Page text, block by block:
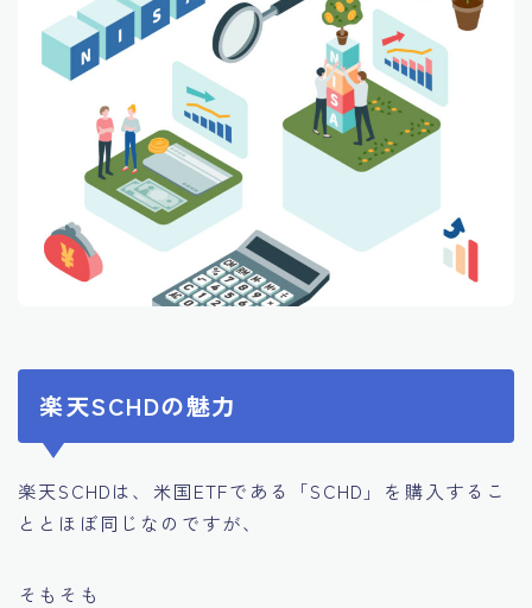
楽天SCHDの魅力
楽天SCHDは、米国ETFである「SCHD」を購入するこ
ととほぼ同じなのですが、
そもそも